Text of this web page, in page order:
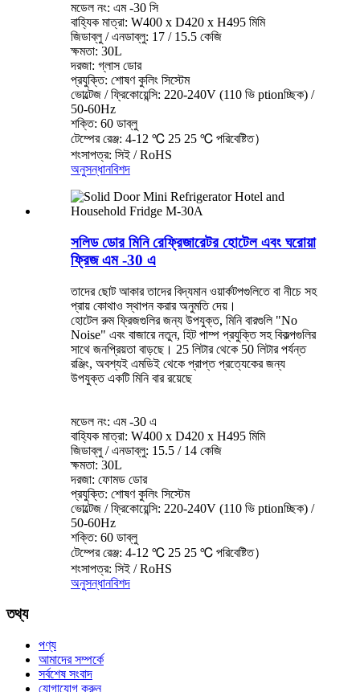
মডেল নং: এম -30 সি
বাহ্যিক মাত্রা: W400 x D420 x H495 মিমি
জিডাব্লু / এনডাব্লু: 17 / 15.5 কেজি
ক্ষমতা: 30L
দরজা: গ্লাস ডোর
প্রযুক্তি: শোষণ কুলিং সিস্টেম
ভোল্টেজ / ফ্রিকোয়েন্সি: 220-240V (110 ভি ptionচ্ছিক) /
50-60Hz
শক্তি: 60 ডাব্লু
টেম্পের রেঞ্জ: 4-12 ℃ 25 25 ℃ পরিবেষ্টিত）
শংসাপত্র: সিই / RoHS
অনুসন্ধানবিশদ
সলিড ডোর মিনি রেফ্রিজারেটর হোটেল এবং ঘরোয়া
ফ্রিজ এম -30 এ
তাদের ছোট আকার তাদের বিদ্যমান ওয়ার্কটপগুলিতে বা নীচে সহ
প্রায় কোথাও স্থাপন করার অনুমতি দেয়।
হোটেল রুম ফ্রিজগুলির জন্য উপযুক্ত, মিনি বারগুলি "No
Noise" এবং বাজারে নতুন, হিট পাম্প প্রযুক্তি সহ বিকল্পগুলির
সাথে জনপ্রিয়তা বাড়ছে। 25 লিটার থেকে 50 লিটার পর্যন্ত
রঞ্জিং, অবশ্যই এমডিই থেকে প্রাপ্ত প্রত্যেকের জন্য
উপযুক্ত একটি মিনি বার রয়েছে
মডেল নং: এম -30 এ
বাহ্যিক মাত্রা: W400 x D420 x H495 মিমি
জিডাব্লু / এনডাব্লু: 15.5 / 14 কেজি
ক্ষমতা: 30L
দরজা: ফোমড ডোর
প্রযুক্তি: শোষণ কুলিং সিস্টেম
ভোল্টেজ / ফ্রিকোয়েন্সি: 220-240V (110 ভি ptionচ্ছিক) /
50-60Hz
শক্তি: 60 ডাব্লু
টেম্পের রেঞ্জ: 4-12 ℃ 25 25 ℃ পরিবেষ্টিত）
শংসাপত্র: সিই / RoHS
অনুসন্ধানবিশদ
তথ্য
পণ্য
আমাদের সম্পর্কে
সর্বশেষ সংবাদ
যোগাযোগ করুন